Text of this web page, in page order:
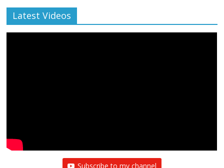
Latest Videos
Subscribe to my channel